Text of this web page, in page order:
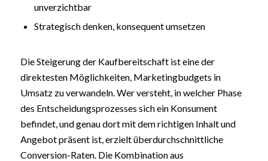
unverzichtbar
Strategisch denken, konsequent umsetzen
Die Steigerung der Kaufbereitschaft ist eine der
direktesten Möglichkeiten, Marketingbudgets in
Umsatz zu verwandeln. Wer versteht, in welcher Phase
des Entscheidungsprozesses sich ein Konsument
befindet, und genau dort mit dem richtigen Inhalt und
Angebot präsent ist, erzielt überdurchschnittliche
Conversion-Raten. Die Kombination aus